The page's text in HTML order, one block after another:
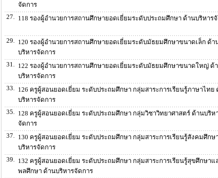
จัดการ
27.
118 รองผู้อำนวยการสถานศึกษายอดเยี่ยมระดับประถมศึกษา ด้านบริหาร
29.
120 รองผู้อำนวยการสถานศึกษายอดเยี่ยมระดับมัธยมศึกษาขนาดเล็ก ด้า
บริหารจัดการ
31.
122 รองผู้อำนวยการสถานศึกษายอดเยี่ยมระดับมัธยมศึกษาขนาดใหญ่ ด้
บริหารจัดการ
33.
126 ครูผู้สอนยอดเยี่ยม ระดับประถมศึกษา กลุ่มสาระการเรียนรู้ภาษาไทย
บริหารจัดการ
35.
128 ครูผู้สอนยอดเยี่ยม ระดับประถมศึกษา กลุ่มวิชาวิทยาศาสตร์ ด้านบริห
จัดการ
37.
130 ครูผู้สอนยอดเยี่ยม ระดับประถมศึกษา กลุ่มสาระการเรียนรู้สังคมศึกษ
บริหารจัดการ
39.
132 ครูผู้สอนยอดเยี่ยม ระดับประถมศึกษา กลุ่มสาระการเรียนรู้สุขศึกษาแ
พลศึกษา ด้านบริหารจัดการ